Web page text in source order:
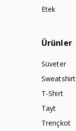
Etek
Ürünler
Süveter
Sweatshirt
T-Shirt
Tayt
Trençkot